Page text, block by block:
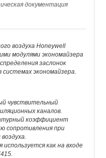
документация
воздуха Honeywell
модулями экономайзера
заслонок
системах экономайзера.
чувствительный
каналов.
коэффициент
сопротивления при
как на входе